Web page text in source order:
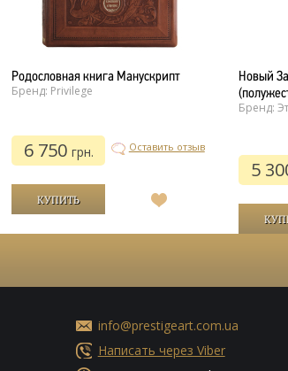
Родословная книга Манускрипт
Бренд: Privilege
6 750 грн. Оставить отзыв
желаний
Новый
Бренд:
5
info@prestigeart.com.ua
Написать через Viber